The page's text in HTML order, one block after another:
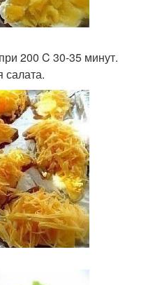
200 C 30-35 минут.
салата.